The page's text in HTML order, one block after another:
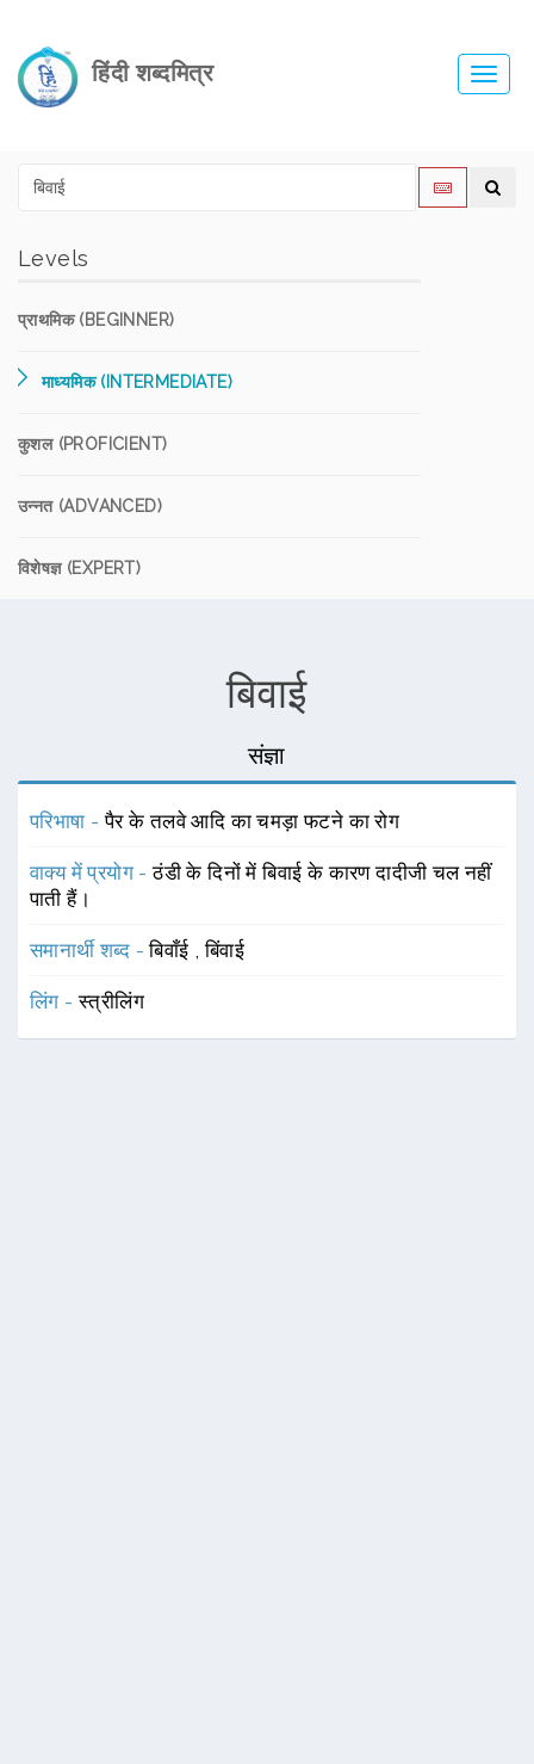
हिंदी शब्दमित्र
Levels
प्राथमिक (BEGINNER)
माध्यमिक (INTERMEDIATE)
कुशल (PROFICIENT)
उन्नत (ADVANCED)
विशेषज्ञ (EXPERT)
बिवाई
संज्ञा
परिभाषा -पैर के तलवे आदि का चमड़ा फटने का रोग
वाक्य में प्रयोग -ठंडी के दिनों में बिवाई के कारण दादीजी चल नहीं
पाती हैं।
समानार्थी शब्द -बिवाँई ,बिंवाई
लिंग -स्त्रीलिंग